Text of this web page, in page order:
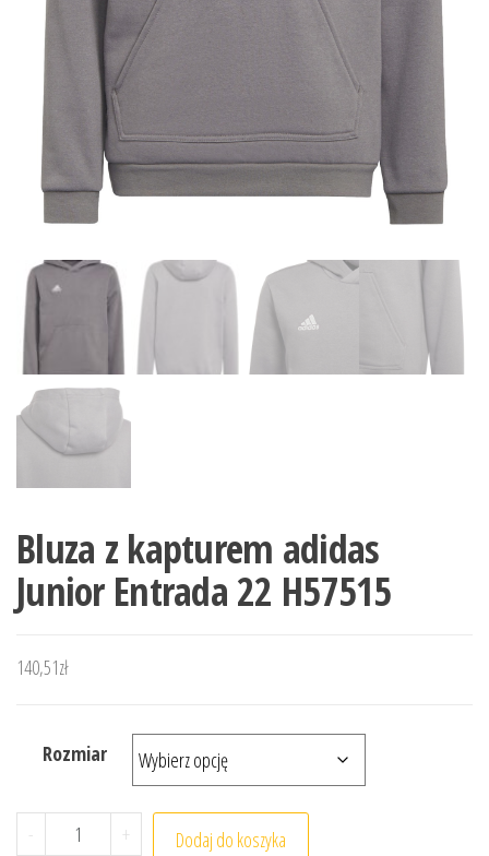
Bluza z kapturem adidas
Junior Entrada 22 H57515
140,51zł
Rozmiar
- ilość Bluza z kapturem adidas Junior Entrada 22 H57515
+ Dodaj do koszyka